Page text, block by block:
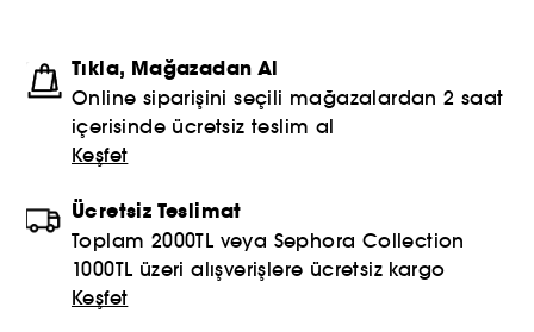
Tıkla, Mağazadan Al
Online siparişini seçili mağazalardan 2 saat
içerisinde ücretsiz teslim al
Keşfet
Ücretsiz Teslimat
Toplam 2000TL veya Sephora Collection
1000TL üzeri alışverişlere ücretsiz kargo
Keşfet